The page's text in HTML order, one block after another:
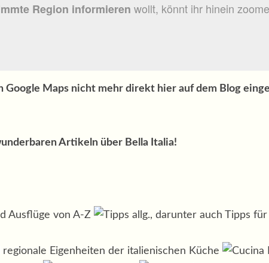
Region informieren wollt, könnt ihr hinein
Maps nicht mehr direkt hier auf dem Blog
Artikeln über Bella Italia!
Ausflüge von A-Z
, darunter auch Tipps
Eigenheiten der italienischen Küche